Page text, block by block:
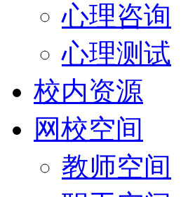
心理咨询
心理测试
校内资源
网校空间
教师空间